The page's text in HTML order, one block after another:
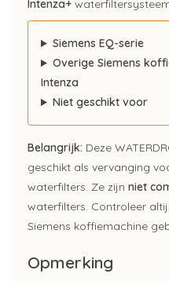
Intenza+
Siemens EQ-serie
Overige Siemens
Intenza
Niet geschikt voor
Belangrijk: Deze
geschikt als vervanging
waterfilters. Ze zijn niet
waterfilters. Controleer
Siemens koffiemachine
Opmerking